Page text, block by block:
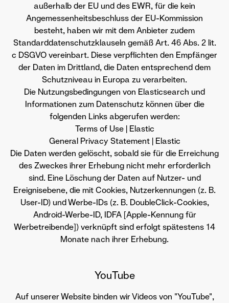
außerhalb der EU und des EWR, für die kein
Angemessenheitsbeschluss der EU-Kommission
besteht, haben wir mit dem Anbieter zudem
Standarddatenschutzklauseln gemäß Art. 46 Abs. 2 lit.
c DSGVO vereinbart. Diese verpflichten den Empfänger
der Daten im Drittland, die Daten entsprechend dem
Schutzniveau in Europa zu verarbeiten.
Die Nutzungsbedingungen von Elasticsearch und
Informationen zum Datenschutz können über die
folgenden Links abgerufen werden:
Terms of Use | Elastic
General Privacy Statement | Elastic
Die Daten werden gelöscht, sobald sie für die Erreichung
des Zweckes ihrer Erhebung nicht mehr erforderlich
sind. Eine Löschung der Daten auf Nutzer- und
Ereignisebene, die mit Cookies, Nutzerkennungen (z. B.
User-ID) und Werbe-IDs (z. B. DoubleClick-Cookies,
Android-Werbe-ID, IDFA [Apple-Kennung für
Werbetreibende]) verknüpft sind erfolgt spätestens 14
Monate nach ihrer Erhebung.
YouTube
Auf unserer Website binden wir Videos von "YouTube",